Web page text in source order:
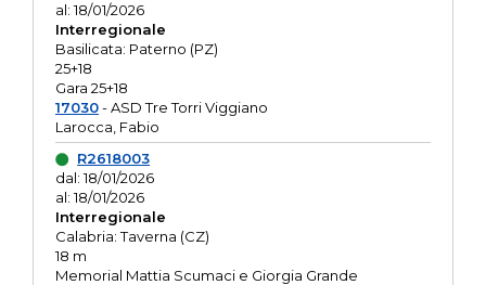
al: 18/01/2026
Interregionale
Basilicata: Paterno (PZ)
25+18
Gara 25+18
17030- ASD Tre Torri Viggiano
Larocca, Fabio
R2618003
dal: 18/01/2026
al: 18/01/2026
Interregionale
Calabria: Taverna (CZ)
18 m
Memorial Mattia Scumaci e Giorgia Grande